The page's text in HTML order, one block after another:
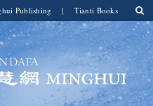
Publishing | Tianti Books